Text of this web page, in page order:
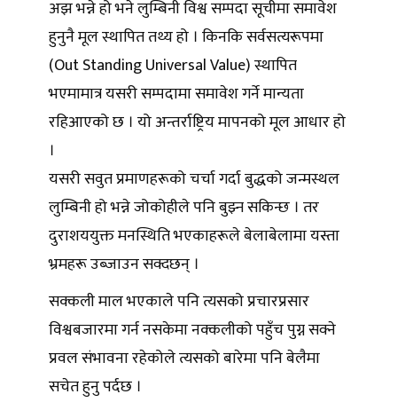
अझ भन्ने हो भने लुम्बिनी विश्व सम्पदा सूचीमा समावेश
हुनुनै मूल स्थापित तथ्य हो । किनकि सर्वसत्यरूपमा
(Out Standing Universal Value) स्थापित
भएमामात्र यसरी सम्पदामा समावेश गर्ने मान्यता
रहिआएको छ । यो अन्तर्राष्ट्रिय मापनको मूल आधार हो
।
यसरी सवुत प्रमाणहरूको चर्चा गर्दा बुद्धको जन्मस्थल
लुम्बिनी हो भन्ने जोकोहीले पनि बुझ्न सकिन्छ । तर
दुराशययुक्त मनस्थिति भएकाहरूले बेलाबेलामा यस्ता
भ्रमहरू उब्जाउन सक्दछन् ।
सक्कली माल भएकाले पनि त्यसको प्रचारप्रसार
विश्वबजारमा गर्न नसकेमा नक्कलीको पहुँच पुग्न सक्ने
प्रवल संभावना रहेकोले त्यसको बारेमा पनि बेलैमा
सचेत हुनु पर्दछ ।